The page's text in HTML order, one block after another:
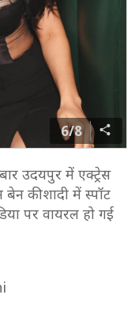
6/8
उदयपुर में एक्ट्रेस
की शादी में स्पॉट
पर वायरल हो गई